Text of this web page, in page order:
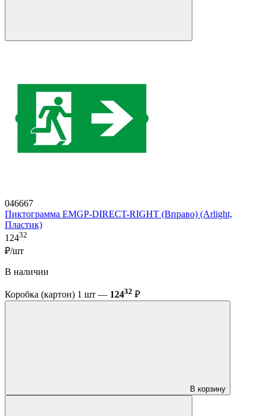
046667
Пиктограмма EMGP-DIRECT-RIGHT (Вправо) (Arlight,
Пластик)
12432
₽/шт
В наличии
Коробка (картон) 1 шт — 12432 ₽
В корзину